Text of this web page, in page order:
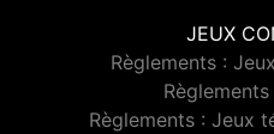
JEUX
Règlements :
Règlements : Jeux